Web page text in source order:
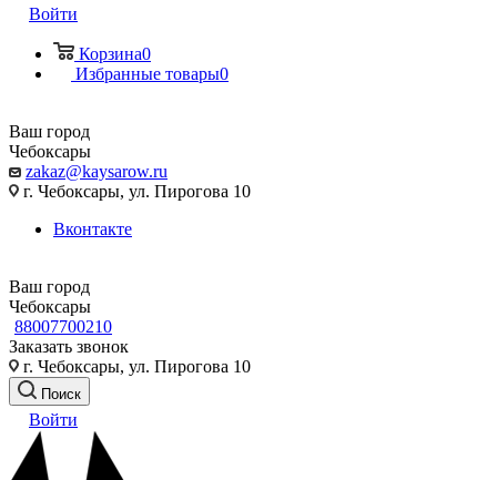
Войти
Корзина0
Избранные товары0
Ваш город
Чебоксары
zakaz@kaysarow.ru
г. Чебоксары, ул. Пирогова 10
Вконтакте
Ваш город
Чебоксары
88007700210
Заказать звонок
г. Чебоксары, ул. Пирогова 10
Поиск
Войти